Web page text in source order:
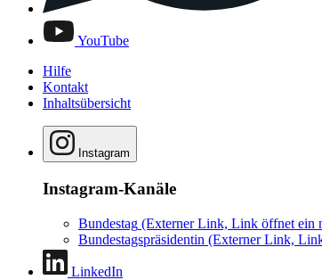
YouTube
Hilfe
Kontakt
Inhaltsübersicht
Instagram
Instagram-Kanäle
Bundestag (Externer Link, Link öffnet ein
Bundestagspräsidentin (Externer Link,
LinkedIn